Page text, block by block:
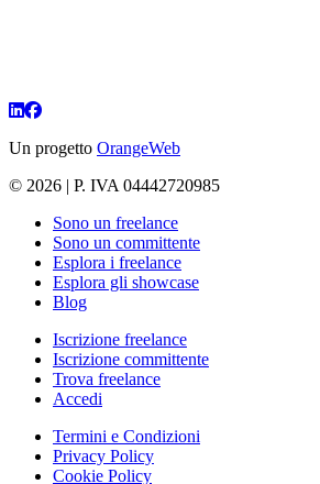
Un progetto OrangeWeb
© 2026 | P. IVA 04442720985
Sono un freelance
Sono un committente
Esplora i freelance
Esplora gli showcase
Blog
Iscrizione freelance
Iscrizione committente
Trova freelance
Accedi
Termini e Condizioni
Privacy Policy
Cookie Policy